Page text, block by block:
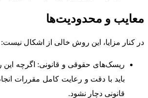
معایب و محدودیت‌ها
در کنار مزایا، این روش خالی از اشکال نیست:
ریسک‌های حقوقی و قانونی: اگرچه
باید با دقت و رعایت کامل مقررات
قانونی دچار نشود.